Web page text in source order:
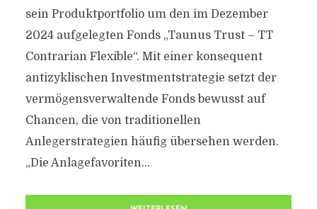
sein Produktportfolio um den im Dezember
2024 aufgelegten Fonds „Taunus Trust – TT
Contrarian Flexible“. Mit einer konsequent
antizyklischen Investmentstrategie setzt der
vermögensverwaltende Fonds bewusst auf
Chancen, die von traditionellen
Anlegerstrategien häufig übersehen werden.
„Die Anlagefavoriten...